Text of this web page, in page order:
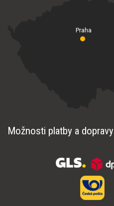
Praha
Možnosti platby a dopravy